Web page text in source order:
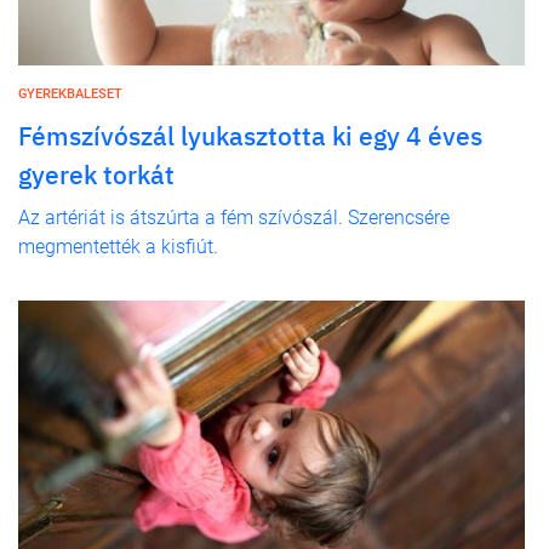
GYEREKBALESET
Fémszívószál lyukasztotta ki egy 4 éves
gyerek torkát
Az artériát is átszúrta a fém szívószál. Szerencsére
megmentették a kisfiút.